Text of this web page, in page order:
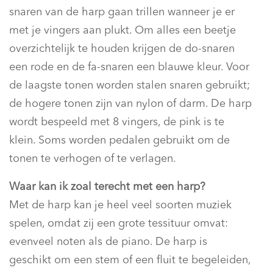
snaren van de harp gaan trillen wanneer je er
met je vingers aan plukt. Om alles een beetje
overzichtelijk te houden krijgen de do-snaren
een rode en de fa-snaren een blauwe kleur. Voor
de laagste tonen worden stalen snaren gebruikt;
de hogere tonen zijn van nylon of darm. De harp
wordt bespeeld met 8 vingers, de pink is te
klein. Soms worden pedalen gebruikt om de
tonen te verhogen of te verlagen.
Waar kan ik zoal terecht met een harp?
Met de harp kan je heel veel soorten muziek
spelen, omdat zij een grote tessituur omvat:
evenveel noten als de piano. De harp is
geschikt om een stem of een fluit te begeleiden,